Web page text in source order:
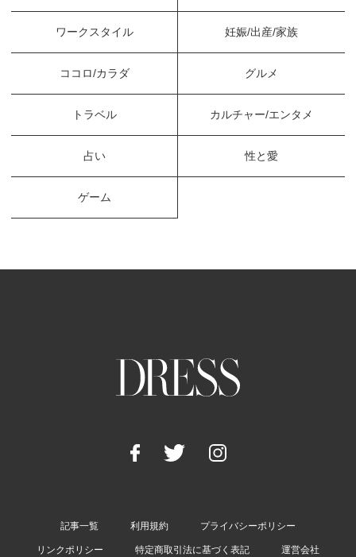
ワークスタイル 妊娠/出産/家族
ココロ/カラダ グルメ
トラベル カルチャー/エンタメ
占い 性と愛
ゲーム
記事一覧 利用規約 プライバシーポリシー
リンクポリシー 特定商取引法に基づく表記 運営会社